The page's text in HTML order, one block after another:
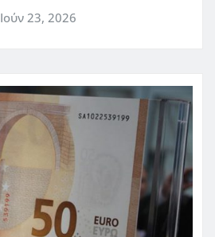
Ιούν 23, 2026